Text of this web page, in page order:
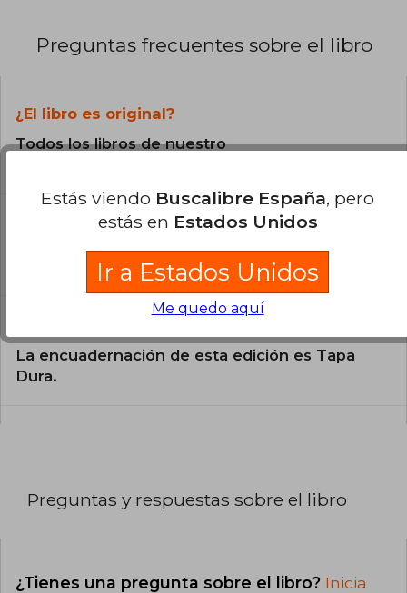
Preguntas frecuentes sobre el libro
¿El libro es original?
Todos los libros de nuestro
¿En qué Idioma está escrito el
El libro está escrito en Bilingüe.
La encuadernación de esta edición es Tapa
Dura.
Preguntas y respuestas sobre el libro
¿Tienes una pregunta sobre el libro? Inicia
Estás viendo Buscalibre España, pero
estás en Estados Unidos
Ir a Estados Unidos
Me quedo aquí